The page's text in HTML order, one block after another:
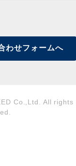
わせフォームへ
Co.,Ltd. All rights